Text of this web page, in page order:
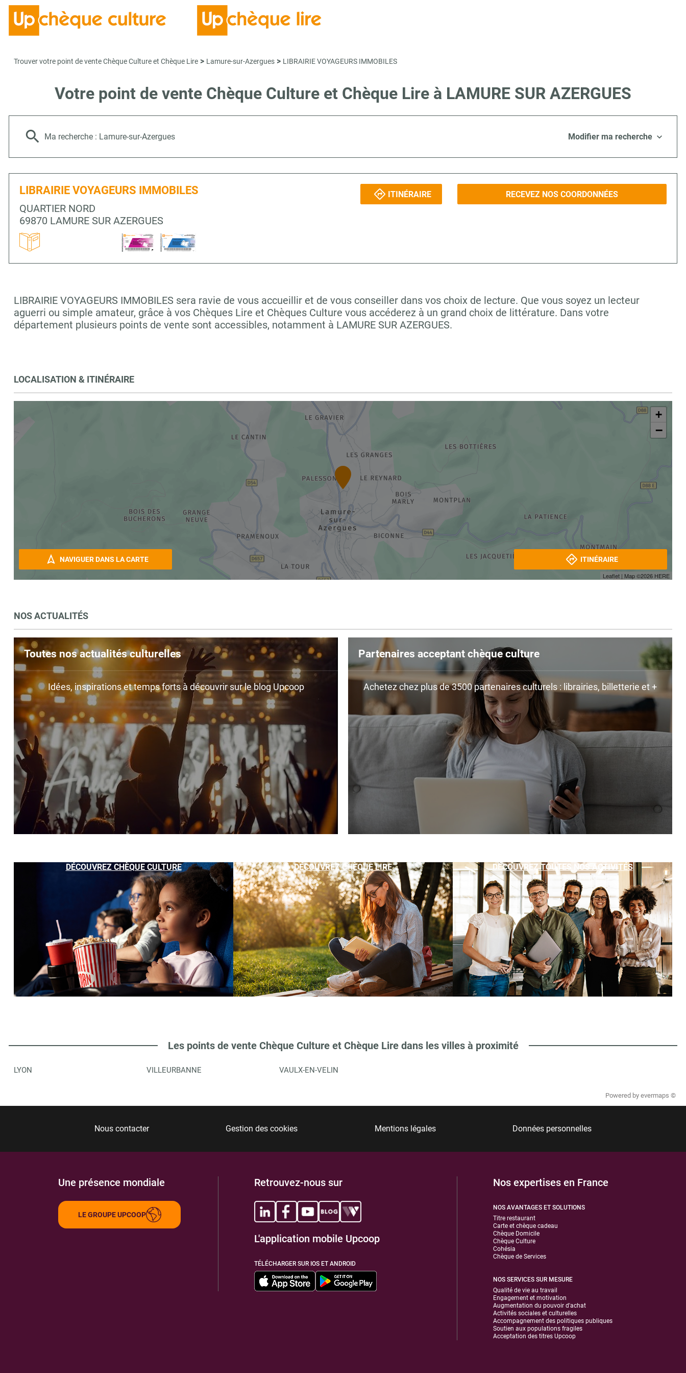
Trouver votre point de vente Chèque Culture et Chèque Lire > Lamure-sur-Azergues > LIBRAIRIE VOYAGEURS IMMOBILES
Votre point de vente Chèque Culture et Chèque Lire à LAMURE SUR AZERGUES
Ma recherche : Lamure-sur-Azergues Modifier ma recherche
LIBRAIRIE VOYAGEURS IMMOBILES
QUARTIER NORD
69870 LAMURE SUR AZERGUES
ITINÉRAIRE RECEVEZ NOS COORDONNÉES
LIBRAIRIE VOYAGEURS IMMOBILES sera ravie de vous accueillir et de vous conseiller dans vos choix de lecture. Que vous soyez un lecteur
aguerri ou simple amateur, grâce à vos Chèques Lire et Chèques Culture vous accéderez à un grand choix de littérature. Dans votre
département plusieurs points de vente sont accessibles, notamment à LAMURE SUR AZERGUES.
LOCALISATION & ITINÉRAIRE
+
−
Leaflet | Map ©2026 HERE
NAVIGUER DANS LA CARTE ITINÉRAIRE
NOS ACTUALITÉS
Toutes nos actualités culturelles
Idées, inspirations et temps forts à découvrir sur le blog Upcoop
Partenaires acceptant chèque culture
Achetez chez plus de 3500 partenaires culturels : librairies, billetterie et +
DÉCOUVREZ CHÈQUE CULTURE DÉCOUVREZ CHÈQUE LIRE DÉCOUVREZ TOUTES NOS ACTIVITÉS
Les points de vente Chèque Culture et Chèque Lire dans les villes à proximité
LYON VILLEURBANNE VAULX-EN-VELIN
Powered by evermaps ©
Nous contacter Gestion des cookies Mentions légales Données personnelles
Une présence mondiale
LE GROUPE UPCOOP
Retrouvez-nous sur
L'application mobile Upcoop
TÉLÉCHARGER SUR IOS ET ANDROID
Nos expertises en France
NOS AVANTAGES ET SOLUTIONS
Titre restaurant
Carte et chèque cadeau
Chèque Domicile
Chèque Culture
Cohésia
Chèque de Services
NOS SERVICES SUR MESURE
Qualité de vie au travail
Engagement et motivation
Augmentation du pouvoir d'achat
Activités sociales et culturelles
Accompagnement des politiques publiques
Soutien aux populations fragiles
Acceptation des titres Upcoop